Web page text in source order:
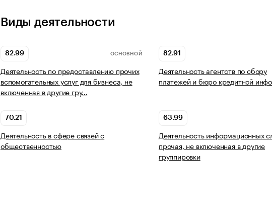
Виды деятельности
82.99 ОСНОВНОЙ
Деятельность по предоставлению прочих
вспомогательных услуг для бизнеса, не
включенная в другие гру…
82.91
Деятельность агентств по сбору
платежей и бюро кредитной
70.21
Деятельность в сфере связей с
общественностью
63.99
Деятельность информационных
прочая, не включенная в другие
группировки